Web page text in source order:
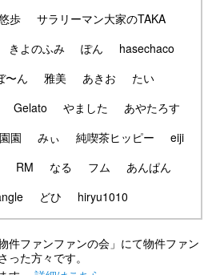
歩
サラリーマン大家のTAKA
きよのふみ ぽん
hasechaco
〜ん 雅美 あきお
たい
Gelato やました
あやたろす
園園 みぃ 純喫茶ヒッピー
eiji
RM なる フム
あんぱん
どひ hiryu1010
件ファンファンの会」にて物件ファン
た方々です。